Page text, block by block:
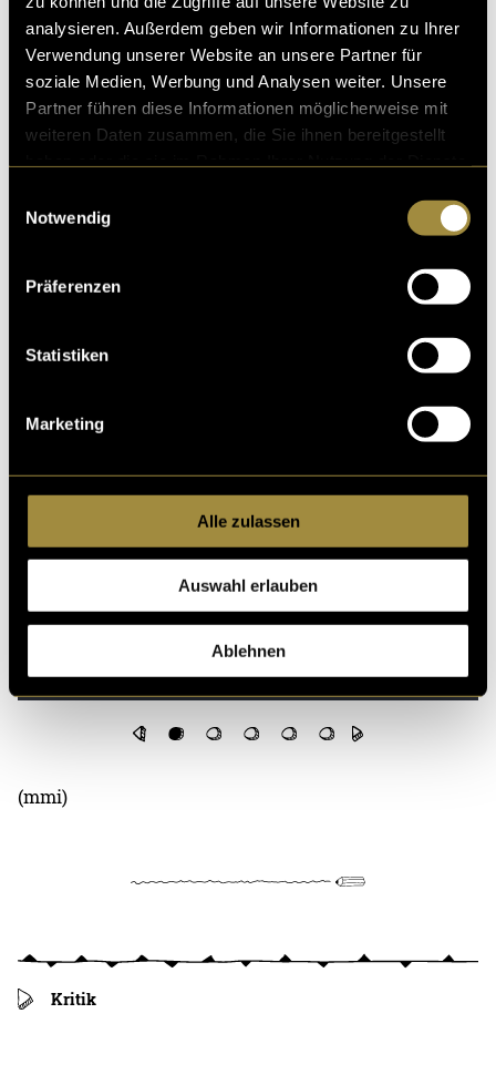
analysieren. Außerdem geben wir Informationen zu Ihrer
Verwendung unserer Website an unsere Partner für
soziale Medien, Werbung und Analysen weiter. Unsere
Partner führen diese Informationen möglicherweise mit
weiteren Daten zusammen, die Sie ihnen bereitgestellt
Notwendig
Präferenzen
Statistiken
Marketing
Alle zulassen
Auswahl erlauben
Ablehnen
und wird laufend erweitert und verbessert.
(mmi)
Kritik